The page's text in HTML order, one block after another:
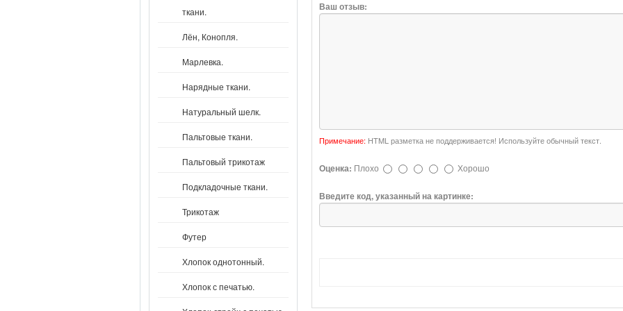
ткани.
Лён, Конопля.
Марлевка.
Нарядные ткани.
Натуральный шелк.
Пальтовые ткани.
Пальтовый трикотаж
Подкладочные ткани.
Трикотаж
Футер
Хлопок однотонный.
Хлопок с печатью.
Ваш отзыв:
Примечание: HTML разметка не поддерживается! Используйте обычный текст.
Оценка: Плохо Хорошо
Введите код, указанный на картинке: